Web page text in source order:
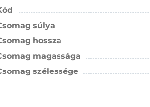
súlya
hossza
magassága
szélessége